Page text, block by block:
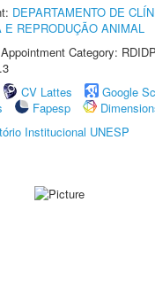
DEPARTAMENTO DE
E REPRODUÇÃO ANIMAL
Category:
CV Lattes
Google
Fapesp
Institucional UNESP